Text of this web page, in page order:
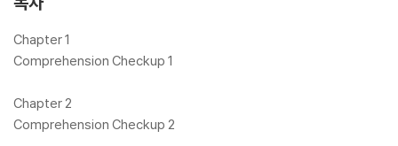
Chapter 1
Comprehension Checkup 1
Chapter 2
Comprehension Checkup 2